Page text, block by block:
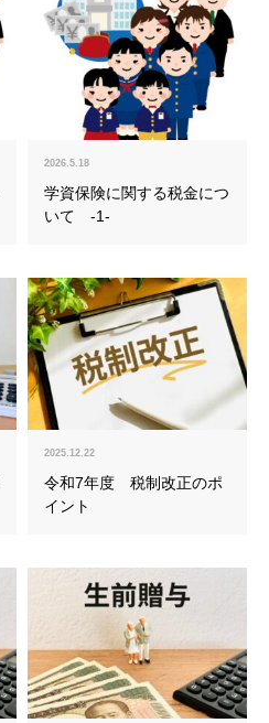
2026.5.18
学資保険に関する税金につ
いて -1-
2025.12.22
令和7年度 税制改正のポ
イント